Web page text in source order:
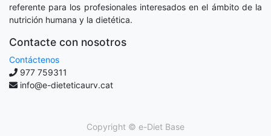
referente para los profesionales interesados en el ámbito de la
nutrición humana y la dietética.
Contacte con nosotros
Contáctenos
977 759311
info@e-dieteticaurv.cat
Copyright © e-Diet Base